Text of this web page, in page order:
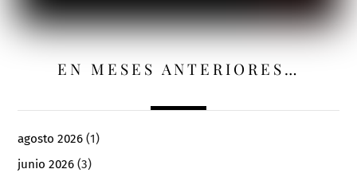
EN MESES ANTERIORES…
agosto 2026 (1)
junio 2026 (3)